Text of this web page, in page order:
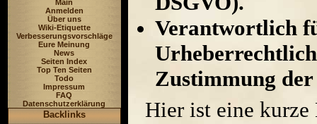
Main
Anmelden
Über uns
Wiki-Etiquette
Verbesserungsvorschläge
Eure Meinung
News
Seiten Index
Top Ten Seiten
Todo
Impressum
FAQ
Datenschutzerklärung
Backlinks
Verantwortlich
Zustimmung
Hier ist eine